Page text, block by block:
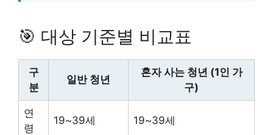
🎯 대상 기준별 비교표
구
분
일반 청년
혼자 사는 청년 (1인 가
구)
연
령
19~39세 19~39세